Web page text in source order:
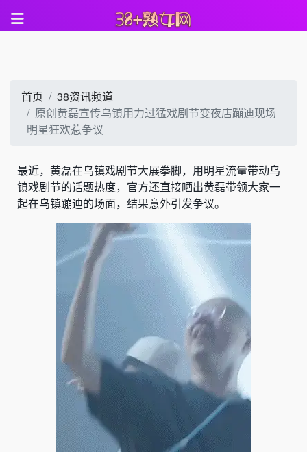
首页
38资讯频道
原创黄磊宣传乌镇用力过猛戏剧节变夜店蹦迪现场
明星狂欢惹争议
最近，黄磊在乌镇戏剧节大展拳脚，用明星流量带动乌
镇戏剧节的话题热度，官方还直接晒出黄磊带领大家一
起在乌镇蹦迪的场面，结果意外引发争议。